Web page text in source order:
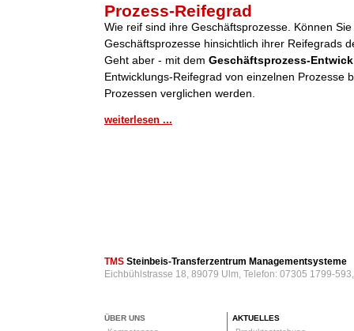
Prozess-Reifegrad
Wie reif sind ihre Geschäftsprozesse. Können
Geschäftsprozesse hinsichtlich ihrer Reifegrads
Geht aber - mit dem Geschäftsprozess-
Entwicklungs-Reifegrad von einzelnen Prozesse
Prozessen verglichen werden.
weiterlesen ...
TMS Steinbeis-Transferzentrum Managementsysteme
Eichbühlstrasse 18, 89079 Ulm, Telefon: 07305 1799-
ÜBER UNS
AKTUELLES